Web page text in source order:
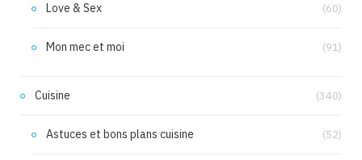
Love & Sex (60)
Mon mec et moi (91)
Cuisine (340)
Astuces et bons plans cuisine (52)